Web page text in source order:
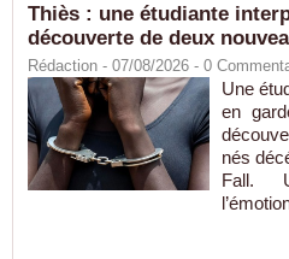
Thiès : une étudiante
découverte de deux
Rédaction - 07/08/2026 - 0
Une
en
nés
Fall.